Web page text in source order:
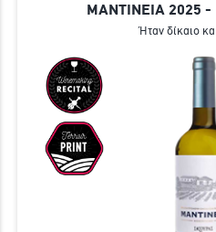
ΜΑΝΤΙΝΕΙΑ 2025
Ήταν δίκαιο